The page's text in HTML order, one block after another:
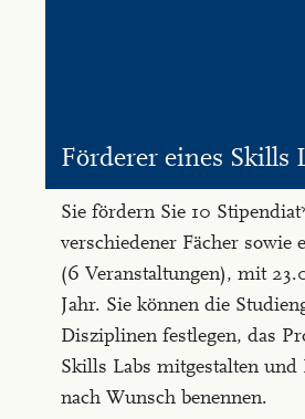
För­de­rer ei­nes Skills
Sie fördern Sie 10
verschiedener Fächer sowie
(6 Veranstaltungen), mit
Jahr. Sie können die
Disziplinen festlegen, das
Skills Labs mitgestalten
nach Wunsch benennen.